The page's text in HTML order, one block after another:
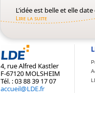
L’idée est belle et elle
Lire la suite
4, rue Alfred Kastler
F-67120 MOLSHEIM
Tél. : 03 88 39 17 07
accueil@LDE.fr